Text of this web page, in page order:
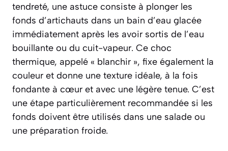
tendreté, une astuce consiste à plonger les
fonds d’artichauts dans un bain d’eau glacée
immédiatement après les avoir sortis de l’eau
bouillante ou du cuit-vapeur. Ce choc
thermique, appelé « blanchir », fixe également la
couleur et donne une texture idéale, à la fois
fondante à cœur et avec une légère tenue. C’est
une étape particulièrement recommandée si les
fonds doivent être utilisés dans une salade ou
une préparation froide.